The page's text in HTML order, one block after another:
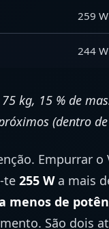
259 W
244 W
kg, 15 % de
(dentro
Empurrar
te 255 Wa mais
a menos de
São dois